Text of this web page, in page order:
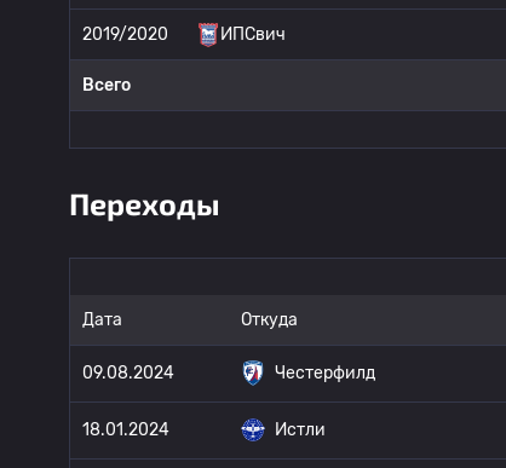
2019/2020 ИПСвич
Всего
Переходы
Дата Откуда
09.08.2024 Честерфилд
18.01.2024 Истли